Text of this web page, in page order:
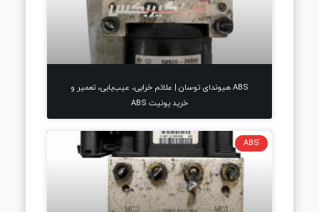
ABS هیوندای توسان | علائم خرابی، عیب‌یابی، تعمیر و
خرید یونیت ABS
َABS